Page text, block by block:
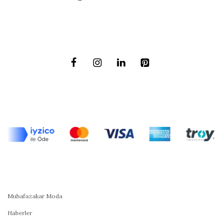
Muhafazakar Moda
Haberler